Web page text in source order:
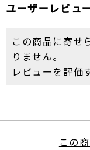
ユーザーレビュ
この商品に寄せ
りません。
レビューを評価
この